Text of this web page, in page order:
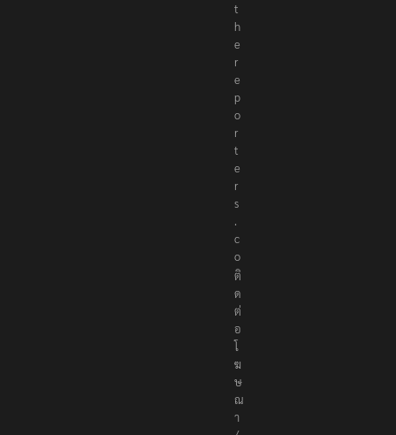
t
h
e
r
e
p
o
r
t
e
r
s
.
c
o
ติ
ด
ต่
อ
โ
ฆ
ษ
ณ
า